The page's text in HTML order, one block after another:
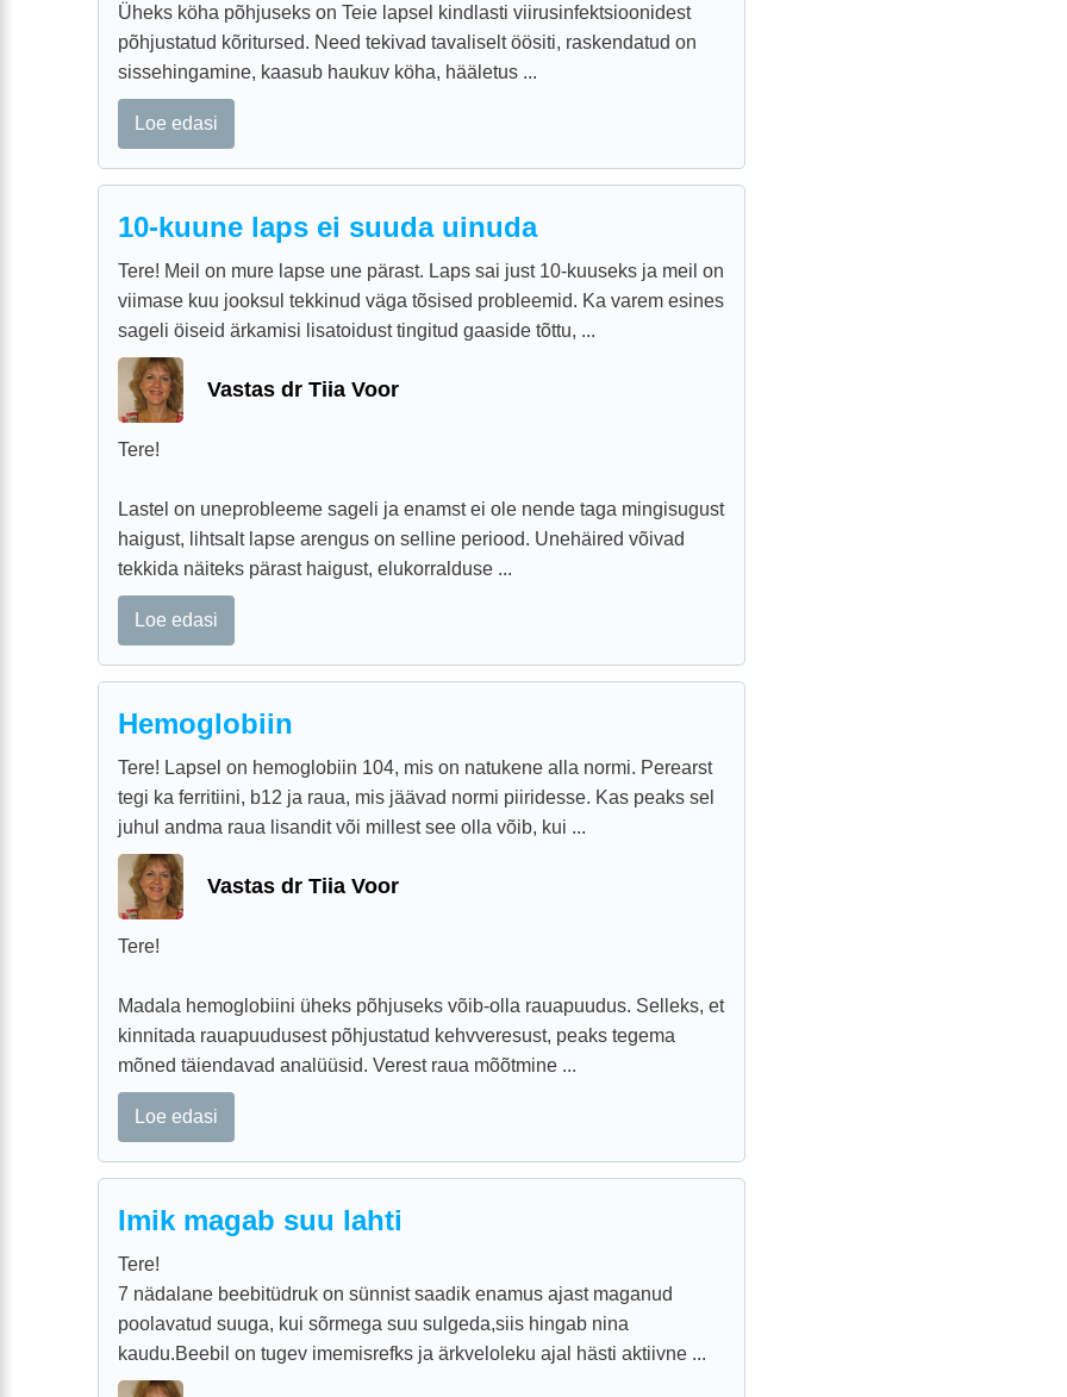
Üheks köha põhjuseks on Teie lapsel kindlasti viirusinfektsioonidest
põhjustatud kõritursed. Need tekivad tavaliselt öösiti, raskendatud on
sissehingamine, kaasub haukuv köha, hääletus ...
Loe edasi
10-kuune laps ei suuda uinuda
Tere! Meil on mure lapse une pärast. Laps sai just 10-kuuseks ja meil on
viimase kuu jooksul tekkinud väga tõsised probleemid. Ka varem esines
sageli öiseid ärkamisi lisatoidust tingitud gaaside tõttu, ...
Vastas dr Tiia Voor
Tere!
Lastel on uneprobleeme sageli ja enamst ei ole nende taga mingisugust
haigust, lihtsalt lapse arengus on selline periood. Unehäired võivad
tekkida näiteks pärast haigust, elukorralduse ...
Loe edasi
Hemoglobiin
Tere! Lapsel on hemoglobiin 104, mis on natukene alla normi. Perearst
tegi ka ferritiini, b12 ja raua, mis jäävad normi piiridesse. Kas peaks sel
juhul andma raua lisandit või millest see olla võib, kui ...
Vastas dr Tiia Voor
Tere!
Madala hemoglobiini üheks põhjuseks võib-olla rauapuudus. Selleks, et
kinnitada rauapuudusest põhjustatud kehvveresust, peaks tegema
mõned täiendavad analüüsid. Verest raua mõõtmine ...
Loe edasi
Imik magab suu lahti
Tere!
7 nädalane beebitüdruk on sünnist saadik enamus ajast maganud
poolavatud suuga, kui sõrmega suu sulgeda,siis hingab nina
kaudu.Beebil on tugev imemisrefks ja ärkveloleku ajal hästi aktiivne ...